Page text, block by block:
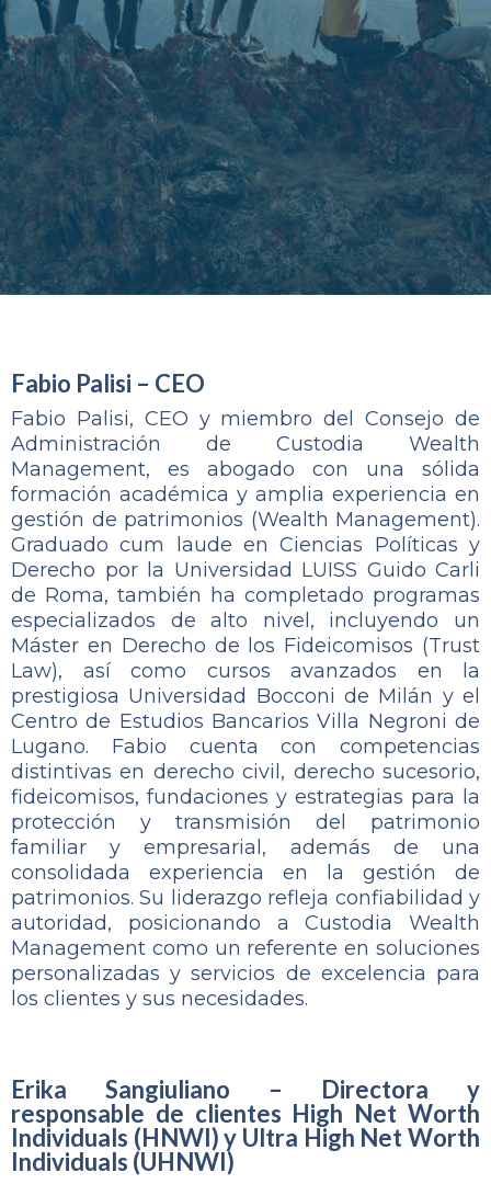
Fabio Palisi – CEO
Fabio Palisi, CEO y miembro del Consejo de
Administración de Custodia Wealth
Management, es abogado con una sólida
formación académica y amplia experiencia en
gestión de patrimonios (Wealth Management).
Graduado cum laude en Ciencias Políticas y
Derecho por la Universidad LUISS Guido Carli
de Roma, también ha completado programas
especializados de alto nivel, incluyendo un
Máster en Derecho de los Fideicomisos (Trust
Law), así como cursos avanzados en la
prestigiosa Universidad Bocconi de Milán y el
Centro de Estudios Bancarios Villa Negroni de
Lugano. Fabio cuenta con competencias
distintivas en derecho civil, derecho sucesorio,
fideicomisos, fundaciones y estrategias para la
protección y transmisión del patrimonio
familiar y empresarial, además de una
consolidada experiencia en la gestión de
patrimonios. Su liderazgo refleja confiabilidad y
autoridad, posicionando a Custodia Wealth
Management como un referente en soluciones
personalizadas y servicios de excelencia para
los clientes y sus necesidades.
Erika Sangiuliano – Directora y
responsable de clientes High Net Worth
Individuals (HNWI) y Ultra High Net Worth
Individuals (UHNWI)